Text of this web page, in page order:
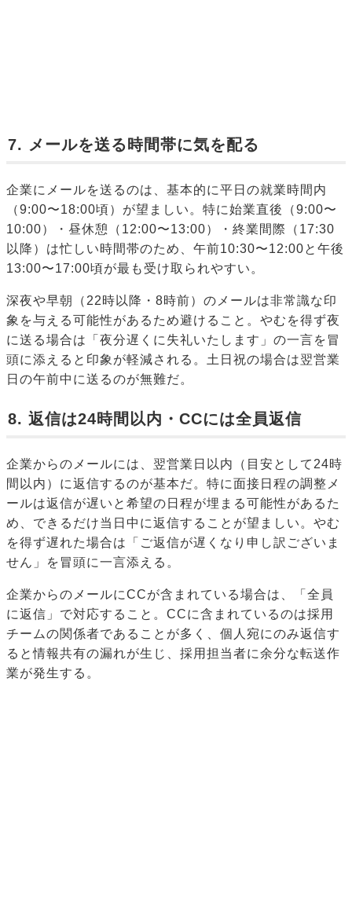
7. メールを送る時間帯に気を配る
企業にメールを送るのは、基本的に平日の就業時間内
（9:00〜18:00頃）が望ましい。特に始業直後（9:00〜
10:00）・昼休憩（12:00〜13:00）・終業間際（17:30
以降）は忙しい時間帯のため、午前10:30〜12:00と午後
13:00〜17:00頃が最も受け取られやすい。
深夜や早朝（22時以降・8時前）のメールは非常識な印
象を与える可能性があるため避けること。やむを得ず夜
に送る場合は「夜分遅くに失礼いたします」の一言を冒
頭に添えると印象が軽減される。土日祝の場合は翌営業
日の午前中に送るのが無難だ。
8. 返信は24時間以内・CCには全員返信
企業からのメールには、翌営業日以内（目安として24時
間以内）に返信するのが基本だ。特に面接日程の調整メ
ールは返信が遅いと希望の日程が埋まる可能性があるた
め、できるだけ当日中に返信することが望ましい。やむ
を得ず遅れた場合は「ご返信が遅くなり申し訳ございま
せん」を冒頭に一言添える。
企業からのメールにCCが含まれている場合は、「全員
に返信」で対応すること。CCに含まれているのは採用
チームの関係者であることが多く、個人宛にのみ返信す
ると情報共有の漏れが生じ、採用担当者に余分な転送作
業が発生する。